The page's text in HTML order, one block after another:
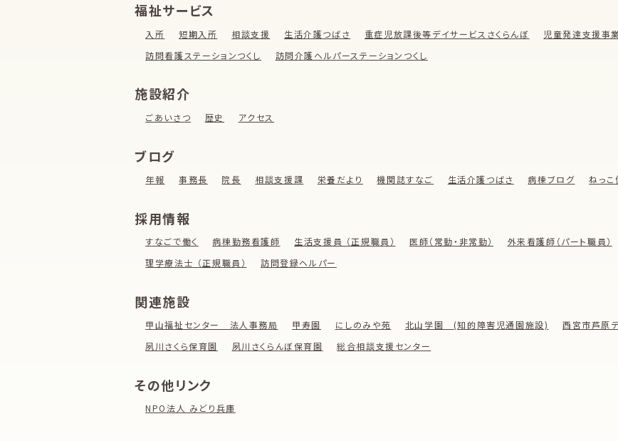
福祉サービス
入所 短期入所 相談支援 生活介護つばさ 重症児放課後等デイサービスさくらんぼ 児童発達支援事
訪問看護ステーションつくし
訪問介護ヘルパーステーションつくし
施設紹介
ごあいさつ 歴史 アクセス
ブログ
年報 事務長 院長 相談支援課 栄養だより 機関誌すなご 生活介護つばさ 病棟ブログ ねっこ
採用情報
すなごで働く 病棟勤務看護師 生活支援員 （正規職員） 医師（常勤・非常勤） 外来看護師（パート職員）
理学療法士 （正規職員）
訪問登録ヘルパー
関連施設
甲山福祉センター 法人事務局 甲寿園 にしのみや苑 北山学園 (知的障害児通園施設) 西宮市芦原
夙川さくら保育園
夙川さくらんぼ保育園 総合相談支援センター
その他リンク
NPO法人 みどり兵庫